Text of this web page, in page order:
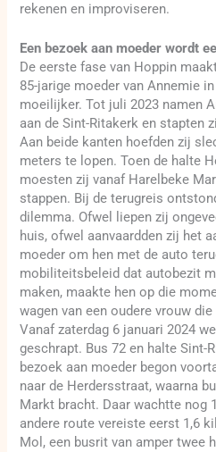
rekenen en improviseren.
Een bezoek aan moeder wordt
De eerste fase van Hoppin
85-jarige moeder van Annemie
moeilijker. Tot juli 2023 namen
aan de Sint-Ritakerk en stapten
Aan beide kanten hoefden zij
meters te lopen. Toen de halte
moesten zij vanaf Harelbeke
stappen. Bij de terugreis
dilemma. Ofwel liepen zij
huis, ofwel aanvaardden zij het
moeder om hen met de auto
mobiliteitsbeleid dat autobezit
maken, maakte hen op die
wagen van een oudere vrouw
Vanaf zaterdag 6 januari 2024
geschrapt. Bus 72 en halte Sint-
bezoek aan moeder begon
naar de Herdersstraat, waarna
Markt bracht. Daar wachtte nog
andere route vereiste eerst 1,6
Mol, een busrit van amper twee